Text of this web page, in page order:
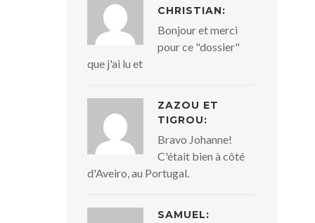
CHRISTIAN:
Bonjour et merci
pour ce "dossier"
que j'ai lu et
ZAZOU ET
TIGROU:
Bravo Johanne!
C'était bien à côté
d'Aveiro, au Portugal.
SAMUEL: